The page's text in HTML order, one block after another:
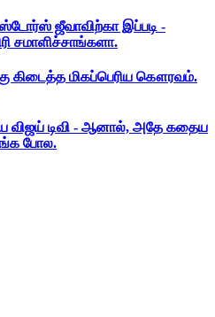
ஜீவாவிற்கா இப்படி -
சமாளிச்சாங்களா.
கிடைத்த மிகப்பெரிய கௌரவம்.
விஜய் டிவி - ஆனால், அதே கதைய
போல.